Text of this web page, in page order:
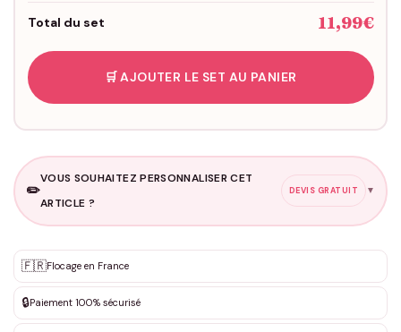
Total du set 11,99€
🛒 AJOUTER LE SET AU PANIER
✏️
VOUS SOUHAITEZ PERSONNALISER CET
ARTICLE ?
DEVIS GRATUIT ▼
✨ Personnalisation sur mesure
DEVIS GRATUIT · Personnalisation de 3 à 10€ selon la demande
Que souhaitez-vous ?*
🇫🇷Flocage en France
🔒Paiement 100% sécurisé